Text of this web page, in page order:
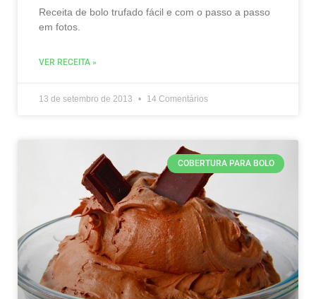
Receita de bolo trufado fácil e com o passo a passo
em fotos.
VER RECEITA »
13 de setembro de 2013 14 Comentários
COBERTURA PARA BOLO